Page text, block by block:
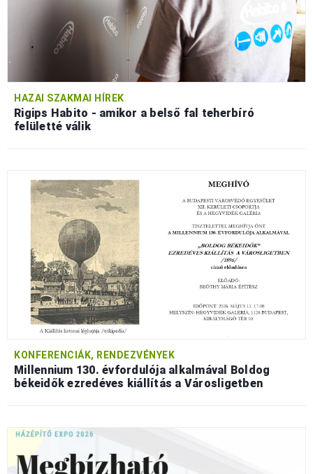
HAZAI SZAKMAI HÍREK
Rigips Habito - amikor a belső fal teherbíró
felületté válik
KONFERENCIÁK, RENDEZVÉNYEK
Millennium 130. évfordulója alkalmával Boldog
békeidők ezredéves kiállítás a Városligetben